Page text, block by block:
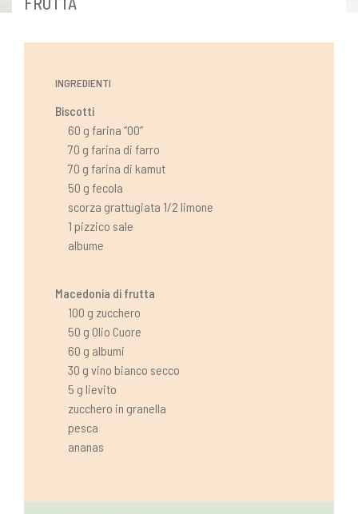
INGREDIENTI
Biscotti
60 g farina “00”
70 g farina di farro
70 g farina di kamut
50 g fecola
scorza grattugiata 1/2 limone
1 pizzico sale
albume
Macedonia di frutta
100 g zucchero
50 g Olio Cuore
60 g albumi
30 g vino bianco secco
5 g lievito
zucchero in granella
pesca
ananas